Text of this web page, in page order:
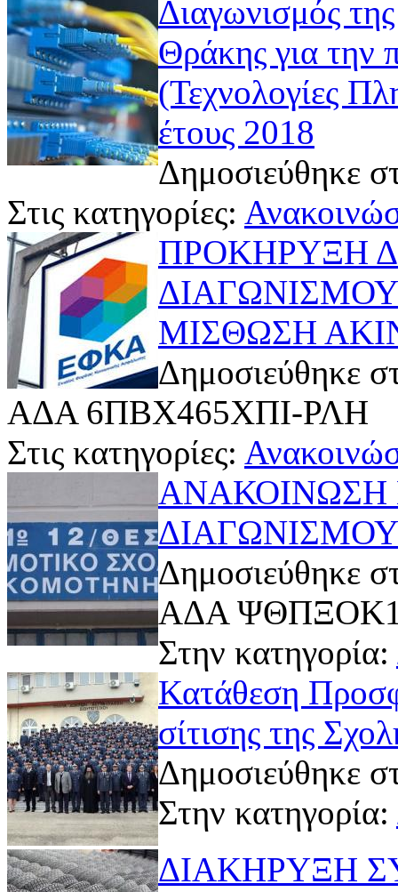
Διαγωνισμός
Θράκης για την
(Τεχνολογίες
έτους 2018
Δημοσιεύθηκε
Στις κατηγορίες:
ΠΡΟΚΗΡΥΞΗ
ΜΙΣΘΩΣΗ
Δημοσιεύθηκε
ΑΔΑ 6ΠΒΧ465ΧΠΙ-ΡΛΗ
Στις κατηγορίες:
ΑΝΑΚΟΙΝΩΣΗ
ΔΙΑΓΩΝΙΣΜΟΥ
Δημοσιεύθηκε
ΑΔΑ
Στην κατηγορία:
Κατάθεση
σίτισης της
Δημοσιεύθηκε
Στην κατηγορία:
ΔΙΑΚΗΡΥΞΗ